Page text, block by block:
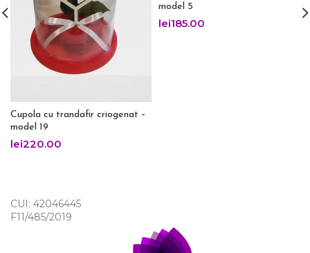
Cupola cu trandafir criogenat –
model 19
lei220.00
model 5
lei185.00
CUI: 42046445
F11/485/2019